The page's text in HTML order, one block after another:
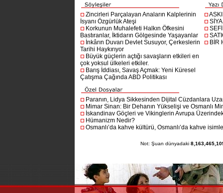
Zincirleri Parçalayan Anaların Kalplerinin
İsyanı Özgürlük Ateşi
Korkunun Muhalefeti Halkın Öfkesini
Bastıranlar, İktidarın Gölgesinde Yaşayanlar
İnkârın Duvarı Devlet Susuyor, Çerkeslerin
Tarihi Haykırıyor
Büyük güçlerin açtığı savaşların etkileri en
çok yoksul ülkeleri etkiler.
Barış İddiası, Savaş Açmak: Yeni Küresel
Çatışma Çağında ABD Politikası
BİR
Paranın, Lidya Sikkesinden Dijital Cüzdanlara
Mimar Sinan: Bir Dehanın Yükselişi ve Osmanlı
İskandinav Göçleri ve Vikinglerin Avrupa
Hümanizm Nedir?
Osmanlı’da kahve kültürü, Osmanlı’da kahve
Not: Şuan dünyadaki